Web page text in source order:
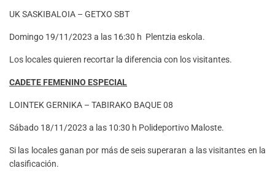
UK SASKIBALOIA – GETXO SBT
Domingo 19/11/2023 a las 16:30 h Plentzia eskola.
Los locales quieren recortar la diferencia con los visitantes.
CADETE FEMENINO ESPECIAL
LOINTEK GERNIKA – TABIRAKO BAQUE 08
Sábado 18/11/2023 a las 10:30 h Polideportivo Maloste.
Si las locales ganan por más de seis superaran a las visitantes en la
clasificación.